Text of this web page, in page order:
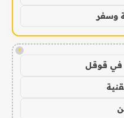
وسفر
!
في قوقل